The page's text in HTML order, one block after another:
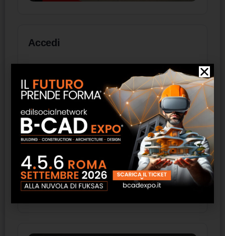
Accedi
Password
Ricordati di me